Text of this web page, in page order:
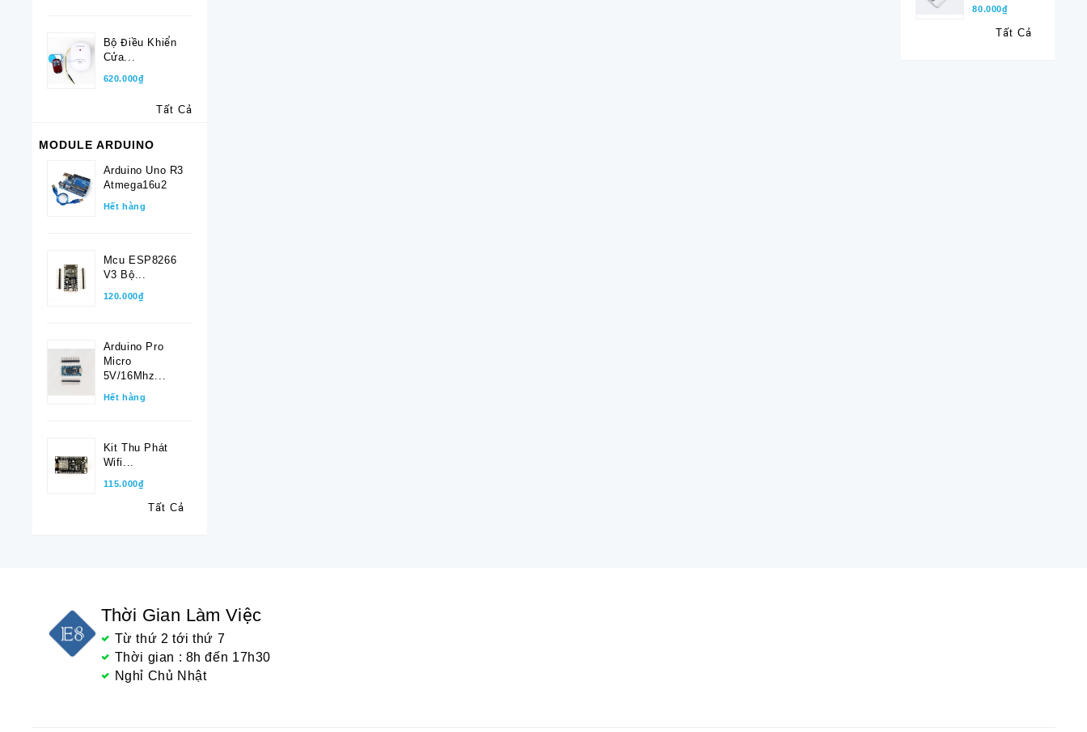
Bộ Điều Khiển
Cửa...
620.000₫
Tất Cả
MODULE ARDUINO
Arduino Uno R3
Atmega16u2
Hết hàng
Mcu ESP8266
V3 Bộ...
120.000₫
Arduino Pro
Micro
5V/16Mhz...
Hết hàng
Kit Thu Phát
Wifi...
115.000₫
Tất Cả
80.000₫
Tất Cả
Thời Gian Làm Việc
Từ thứ 2 tới thứ 7
Thời gian : 8h đến 17h30
Nghỉ Chủ Nhật